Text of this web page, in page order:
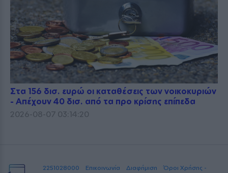
Στα 156 δισ. ευρώ οι καταθέσεις των νοικοκυριών
- Απέχουν 40 δισ. από τα προ κρίσης επίπεδα
2026-08-07 03:14:20
2251028000 Επικοινωνία Διαφήμιση
Όροι Χρήσης -